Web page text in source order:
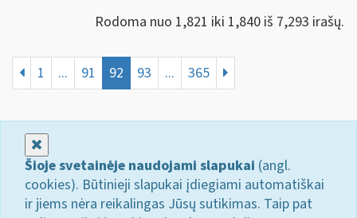
Rodoma nuo 1,821 iki 1,840 iš 7,293 irašų.
1 ... 91 92 93 ... 365
Šioje svetainėje naudojami slapukai (angl.
cookies). Būtinieji slapukai įdiegiami automatiškai
ir jiems nėra reikalingas Jūsų sutikimas. Taip pat